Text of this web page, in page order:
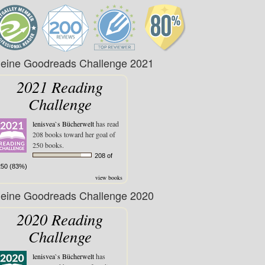
Goodreads Challenge 2021
2021 Reading
Challenge
lenisvea`s Bücherwelthas read
208 books toward her goal of
250 books.
208 of
(83%)
view books
Goodreads Challenge 2020
2020 Reading
Challenge
lenisvea`s Bücherwelthas